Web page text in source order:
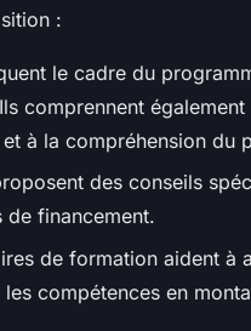
:
le cadre du
comprennent
à la compréhension du
des conseils
de financement.
de formation aident
compétences en